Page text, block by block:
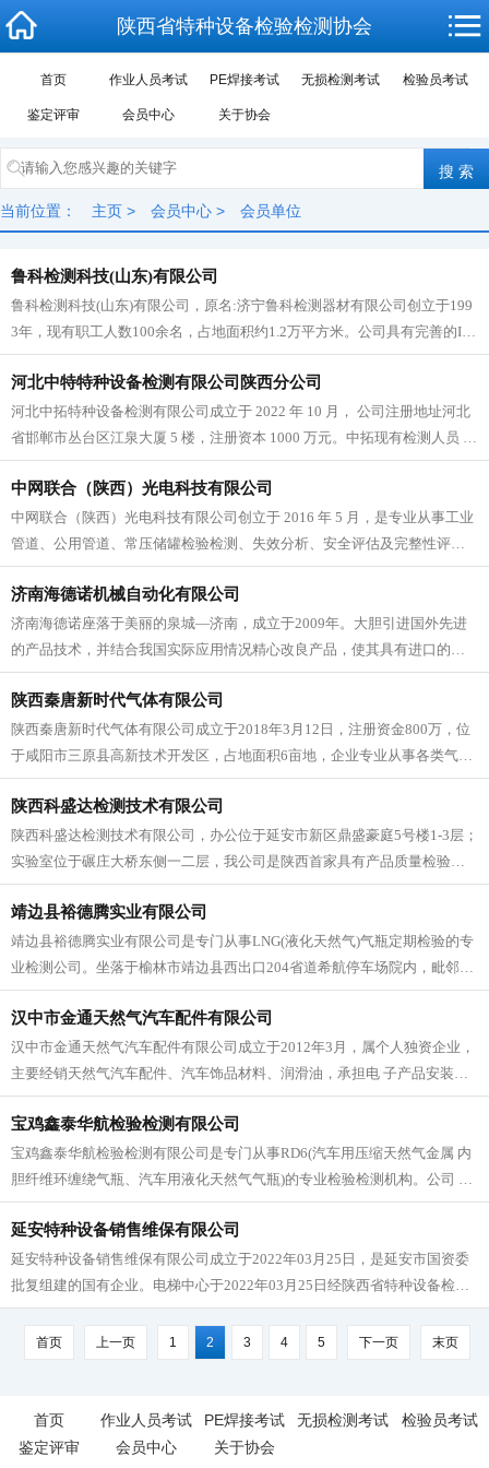
陕西省特种设备检验检测协会
首页 作业人员考试 PE焊接考试 无损检测考试 检验员考试
鉴定评审 会员中心 关于协会
当前位置： 主页 > 会员中心 > 会员单位
鲁科检测科技(山东)有限公司
鲁科检测科技(山东)有限公司，原名:济宁鲁科检测器材有限公司创立于199
3年，现有职工人数100余名，占地面积约1.2万平方米。公司具有完善的IS0
9001质量管理体系，拥有专业的研发实...
河北中特特种设备检测有限公司陕西分公司
河北中拓特种设备检测有限公司成立于 2022 年 10 月， 公司注册地址河北
省邯郸市丛台区江泉大厦 5 楼，注册资本 1000 万元。中拓现有检测人员 45
名，其中检验师 11 人、...
中网联合（陕西）光电科技有限公司
中网联合（陕西）光电科技有限公司创立于 2016 年 5 月，是专业从事工业
管道、公用管道、常压储罐检验检测、失效分析、安全评估及完整性评
价，水下/埋地钢制管道外防腐层检测、评价及修复，管道阴极保护系...
济南海德诺机械自动化有限公司
济南海德诺座落于美丽的泉城―济南，成立于2009年。大胆引进国外先进
的产品技术，并结合我国实际应用情况精心改良产品，使其具有进口的品
质和国产的价位，深受广大客户的肯定及好评。本公司是以专业研发流体
压力...
陕西秦唐新时代气体有限公司
陕西秦唐新时代气体有限公司成立于2018年3月12日，注册资金800万，位
于咸阳市三原县高新技术开发区，占地面积6亩地，企业专业从事各类气
体、液体的生产充装及销售。主要生产及销售工业气体：液氧、氧气、...
陕西科盛达检测技术有限公司
陕西科盛达检测技术有限公司，办公位于延安市新区鼎盛豪庭5号楼1-3层；
实验室位于碾庄大桥东侧一二层，我公司是陕西首家具有产品质量检验，
计量器具检定、校准、测试和特种设备检验检测为一体的综合检验检测机
构...
靖边县裕德腾实业有限公司
靖边县裕德腾实业有限公司是专门从事LNG(液化天然气)气瓶定期检验的专
业检测公司。坐落于榆林市靖边县西出口204省道希航停车场院内，毗邻靖
边县高速公路西出口，交通便利。公司成立于2020年07月。20...
汉中市金通天然气汽车配件有限公司
汉中市金通天然气汽车配件有限公司成立于2012年3月，属个人独资企业，
主要经销天然气汽车配件、汽车饰品材料、润滑油，承担电 子产品安装、
维修和车用气瓶安装、气瓶定期检验、安全阀校验。公司位于汉中市汉台...
宝鸡鑫泰华航检验检测有限公司
宝鸡鑫泰华航检验检测有限公司是专门从事RD6(汽车用压缩天然气金属 内
胆纤维环缠绕气瓶、汽车用液化天然气气瓶)的专业检验检测机构。公司 坐
落于宝鸡市岐山县凤鸣镇刘家河村7组(中石油加油站向西80米)。...
延安特种设备销售维保有限公司
延安特种设备销售维保有限公司成立于2022年03月25日，是延安市国资委
批复组建的国有企业。电梯中心于2022年03月25日经陕西省特种设备检验
检测研究院现场评审，延安市市场监督管理局批准，随即开展相...
首页 上一页 1 2 3 4 5 下一页 末页
首页 作业人员考试 PE焊接考试 无损检测考试
检验员考试
鉴定评审
会员中心 关于协会